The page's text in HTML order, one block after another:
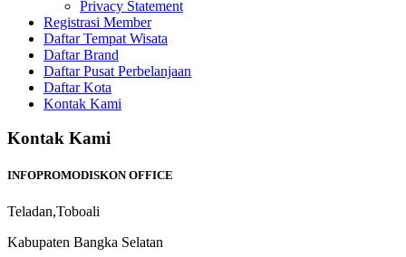
Privacy Statement
Registrasi Member
Daftar Tempat Wisata
Daftar Brand
Daftar Pusat Perbelanjaan
Daftar Kota
Kontak Kami
Kontak Kami
INFOPROMODISKON OFFICE
Teladan,Toboali
Kabupaten Bangka Selatan